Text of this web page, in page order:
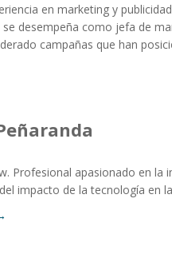
en marketing y
desempeña como jefa de
campañas que han
Profesional apasionado en la
impacto de la tecnología en